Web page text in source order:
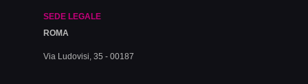
SEDE LEGALE
ROMA
Via Ludovisi, 35 - 00187